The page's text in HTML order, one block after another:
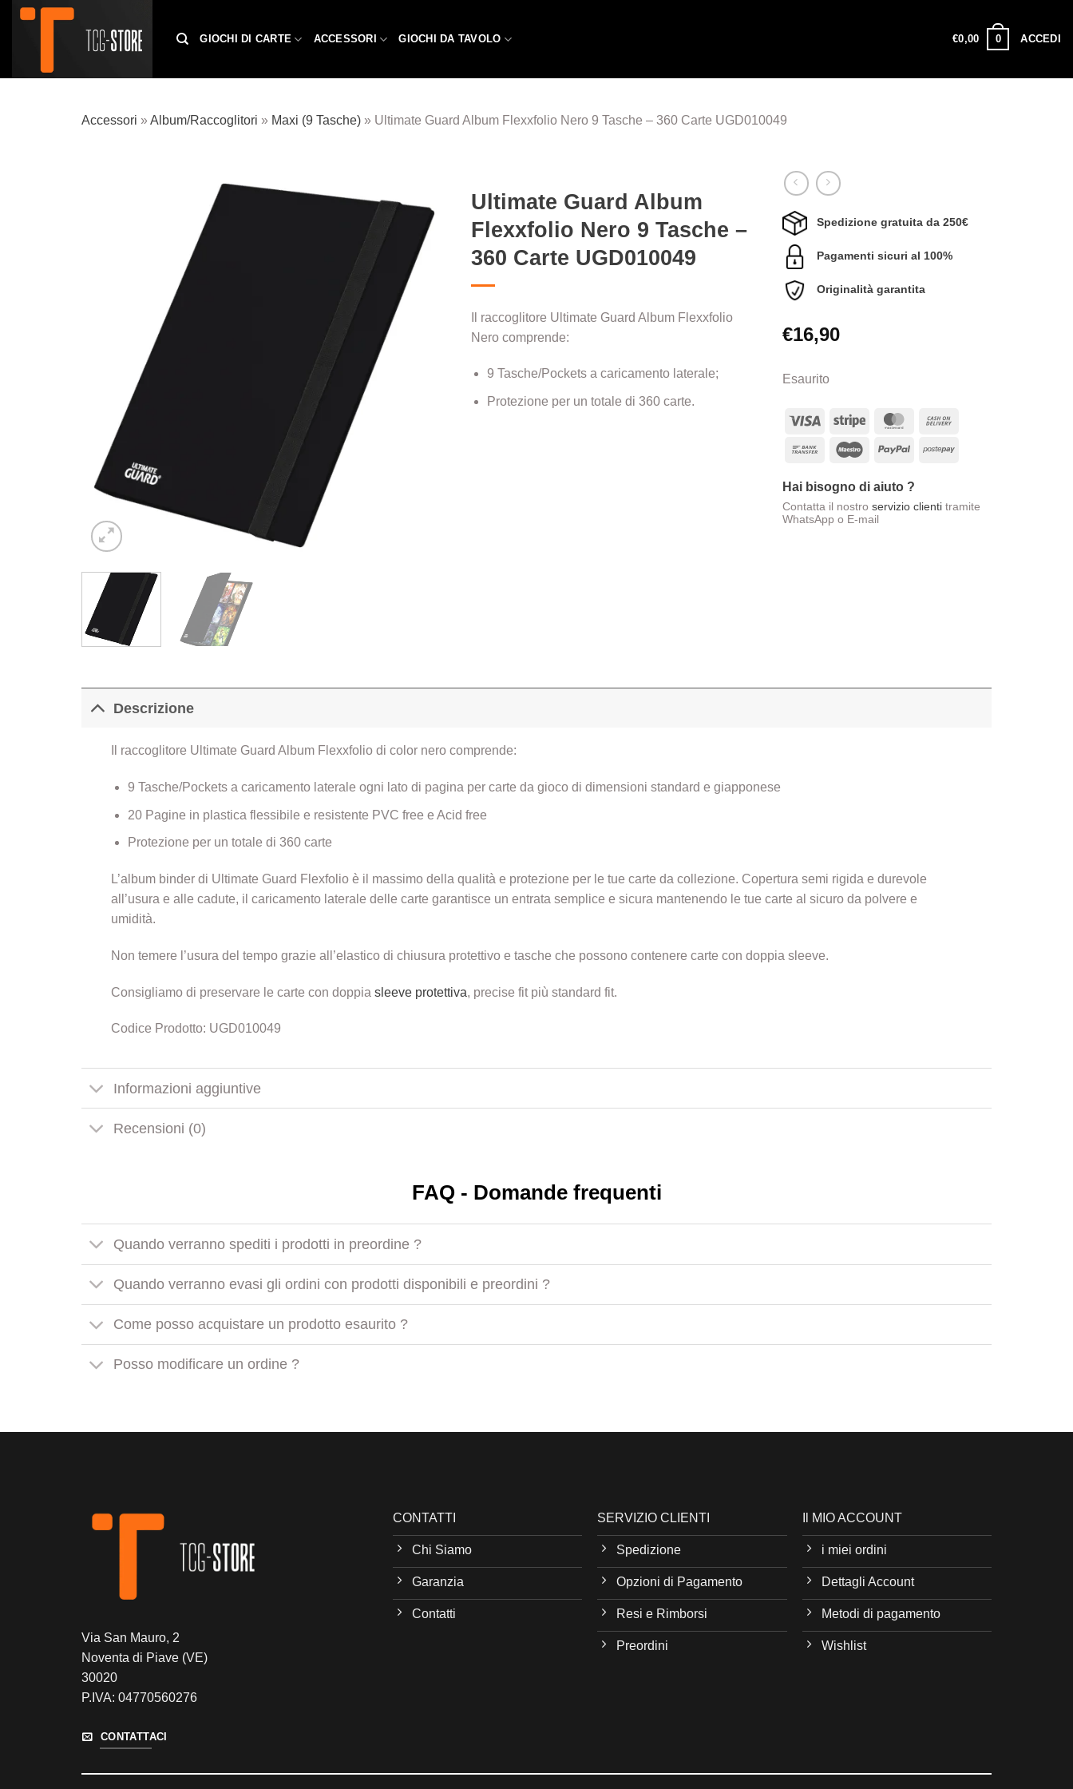
Salta
GIOCHI DI CARTE ACCESSORI GIOCHI DA TAVOLO €0,00 0 ACCEDI
Accessori »Album/Raccoglitori » Maxi (9 Tasche) » Ultimate Guard Album Flexxfolio Nero 9 Tasche – 360 Carte UGD010049
Aggiungi
alla lista
dei
desideri
Ultimate Guard Album
Flexxfolio Nero 9 Tasche –
360 Carte UGD010049
Il raccoglitore Ultimate Guard Album Flexxfolio
Nero comprende:
9 Tasche/Pockets a caricamento laterale;
Protezione per un totale di 360 carte.
Spedizione gratuita da 250€
Pagamenti sicuri al 100%
Originalità garantita
€16,90
Esaurito
Visa Stripe MasterCard
Bank
MaestroPayPal Postepay
Hai bisogno di aiuto ?
Contatta il nostro servizio clientitramite
WhatsApp o E-mail
Descrizione
Il raccoglitore Ultimate Guard Album Flexxfolio di color nero comprende:
9 Tasche/Pockets a caricamento laterale ogni lato di pagina per carte da gioco di dimensioni standard e giapponese
20 Pagine in plastica flessibile e resistente PVC free e Acid free
Protezione per un totale di 360 carte
L’album binder di Ultimate Guard Flexfolio è il massimo della qualità e protezione per le tue carte da collezione. Copertura semi rigida e durevole
all’usura e alle cadute, il caricamento laterale delle carte garantisce un entrata semplice e sicura mantenendo le tue carte al sicuro da polvere e
umidità.
Non temere l’usura del tempo grazie all’elastico di chiusura protettivo e tasche che possono contenere carte con doppia sleeve.
Consigliamo di preservare le carte con doppia sleeve protettiva, precise fit più standard fit.
Codice Prodotto: UGD010049
Informazioni aggiuntive
Recensioni (0)
FAQ - Domande frequenti
Quando verranno spediti i prodotti in preordine ?
Quando verranno evasi gli ordini con prodotti disponibili e preordini ?
Come posso acquistare un prodotto esaurito ?
Posso modificare un ordine ?
Via San Mauro, 2
Noventa di Piave (VE)
30020
P.IVA: 04770560276
CONTATTACI
CONTATTI
Chi Siamo
Garanzia
Contatti
SERVIZIO CLIENTI
Spedizione
Opzioni di Pagamento
Resi e Rimborsi
Preordini
Il MIO ACCOUNT
i miei ordini
Dettagli Account
Metodi di pagamento
Wishlist